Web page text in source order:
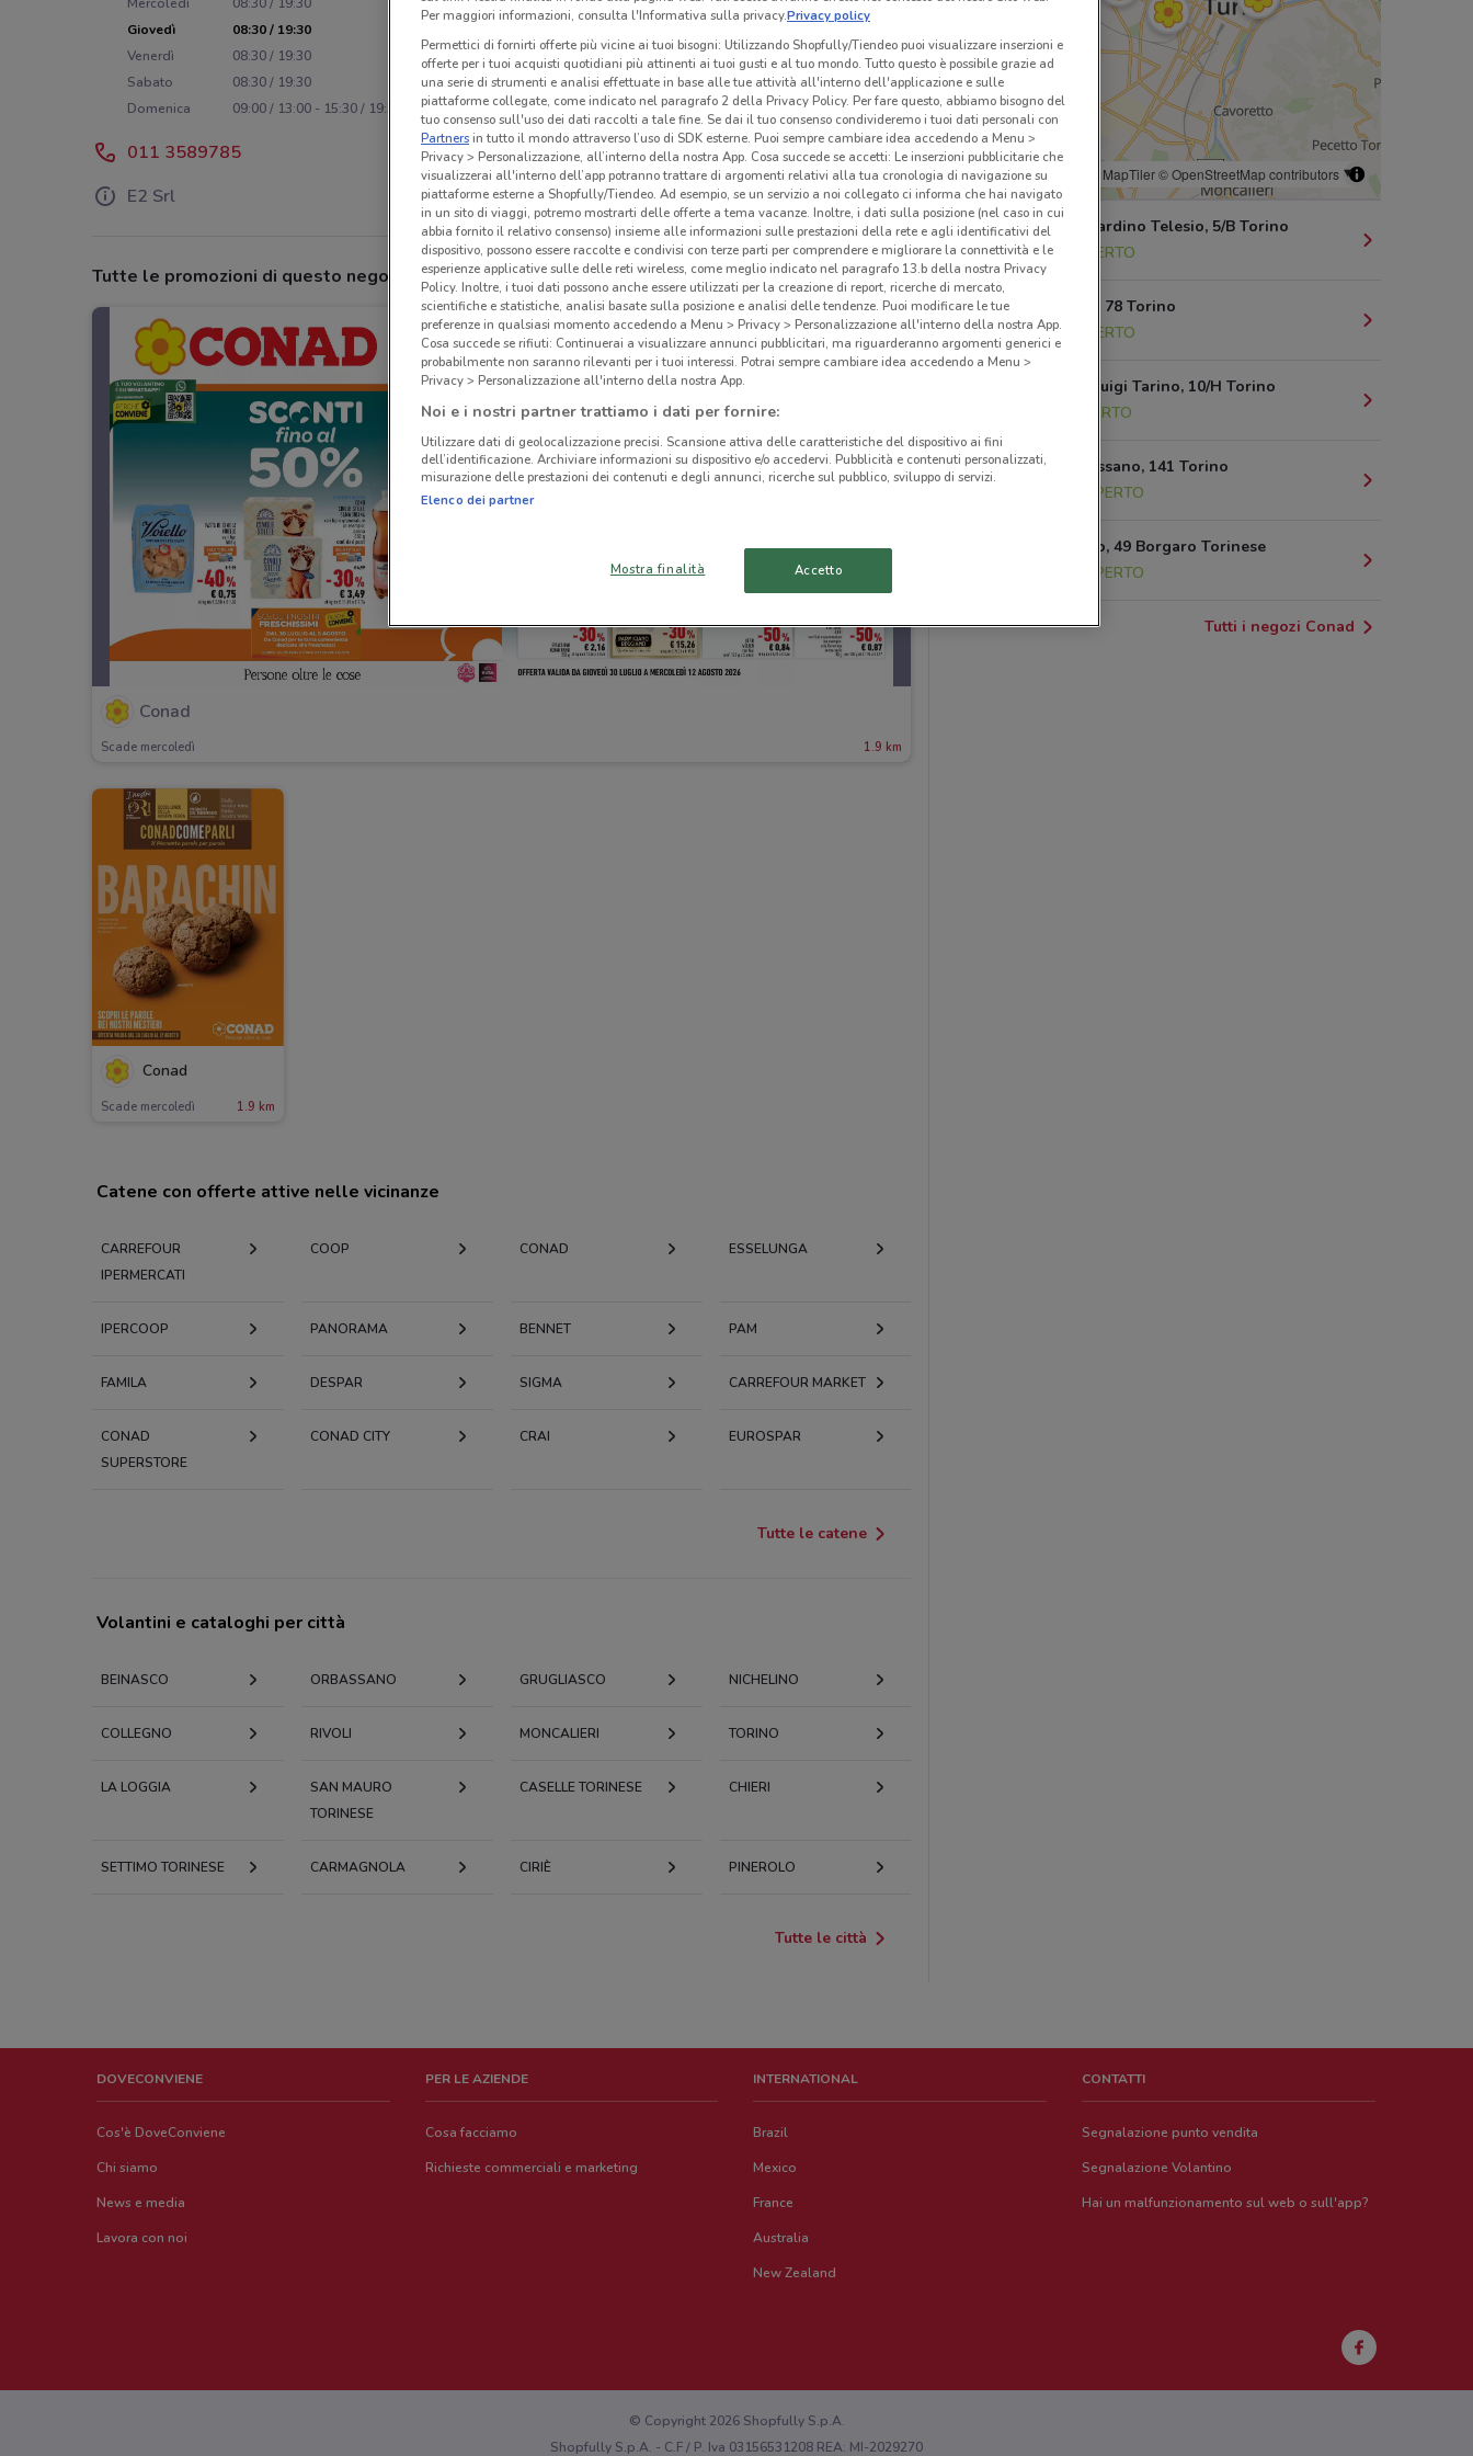
Giovedì
08:30 / 19:30
Venerdì
08:30 / 19:30
Sabato
08:30 / 19:30
Domenica
09:00 / 13:00 - 15:30 / 19:30
011 3589785
E2 Srl
Tutte le promozioni di questo negozio
Conad
Scade mercoledì 1.9 km
Conad
Scade mercoledì 1.9 km
© MapTiler© OpenStreetMap contributors
Corso Bernardino Telesio, 5/B Torino
6.5 km
APERTO
Via Cesana, 78 Torino
6.8 km
APERTO
Via Conte Luigi Tarino, 10/H Torino
APERTO
Strada Altessano, 141 Torino
APERTO
Via Rivarolo, 49 Borgaro Torinese
APERTO
Tutti i negozi Conad
Catene con offerte attive nelle vicinanze
CARREFOUR
IPERMERCATI
COOP CONAD ESSELUNGA
IPERCOOP PANORAMA BENNET PAM
FAMILA DESPAR SIGMA CARREFOUR MARKET
CONAD
SUPERSTORE
CONAD CITY CRAI EUROSPAR
Tutte le catene
Volantini e cataloghi per città
BEINASCO ORBASSANO GRUGLIASCO NICHELINO
COLLEGNO RIVOLI MONCALIERI TORINO
LA LOGGIA
SAN MAURO
TORINESE
CASELLE TORINESE CHIERI
SETTIMO TORINESE CARMAGNOLA CIRIÈ PINEROLO
Tutte le città
DOVECONVIENE
Cos'è DoveConviene
Chi siamo
News e media
Lavora con noi
PER LE AZIENDE
Cosa facciamo
Richieste commerciali e marketing
INTERNATIONAL
Brazil
Mexico
France
Australia
New Zealand
CONTATTI
Segnalazione punto vendita
Segnalazione Volantino
Hai un malfunzionamento sul web o sull'app?
© Copyright 2026 Shopfully S.p.A.
Shopfully S.p.A. - C.F / P. Iva 03156531208 REA: MI-2029270
Per maggiori informazioni, consulta l'Informativa sulla privacy.Privacy policy
Permettici di fornirti offerte più vicine ai tuoi bisogni: Utilizzando Shopfully/Tiendeo puoi visualizzare inserzioni e
offerte per i tuoi acquisti quotidiani più attinenti ai tuoi gusti e al tuo mondo. Tutto questo è possibile grazie ad
una serie di strumenti e analisi effettuate in base alle tue attività all'interno dell'applicazione e sulle
piattaforme collegate, come indicato nel paragrafo 2 della Privacy Policy. Per fare questo, abbiamo bisogno del
tuo consenso sull'uso dei dati raccolti a tale fine. Se dai il tuo consenso condivideremo i tuoi dati personali con
Partnersin tutto il mondo attraverso l’uso di SDK esterne. Puoi sempre cambiare idea accedendo a Menu >
Privacy > Personalizzazione, all’interno della nostra App. Cosa succede se accetti: Le inserzioni pubblicitarie che
visualizzerai all'interno dell’app potranno trattare di argomenti relativi alla tua cronologia di navigazione su
piattaforme esterne a Shopfully/Tiendeo. Ad esempio, se un servizio a noi collegato ci informa che hai navigato
in un sito di viaggi, potremo mostrarti delle offerte a tema vacanze. Inoltre, i dati sulla posizione (nel caso in cui
abbia fornito il relativo consenso) insieme alle informazioni sulle prestazioni della rete e agli identificativi del
dispositivo, possono essere raccolte e condivisi con terze parti per comprendere e migliorare la connettività e le
esperienze applicative sulle delle reti wireless, come meglio indicato nel paragrafo 13.b della nostra Privacy
Policy. Inoltre, i tuoi dati possono anche essere utilizzati per la creazione di report, ricerche di mercato,
scientifiche e statistiche, analisi basate sulla posizione e analisi delle tendenze. Puoi modificare le tue
preferenze in qualsiasi momento accedendo a Menu > Privacy > Personalizzazione all'interno della nostra App.
Cosa succede se rifiuti: Continuerai a visualizzare annunci pubblicitari, ma riguarderanno argomenti generici e
probabilmente non saranno rilevanti per i tuoi interessi. Potrai sempre cambiare idea accedendo a Menu >
Privacy > Personalizzazione all'interno della nostra App.
Noi e i nostri partner trattiamo i dati per fornire:
Utilizzare dati di geolocalizzazione precisi. Scansione attiva delle caratteristiche del dispositivo ai fini
dell’identificazione. Archiviare informazioni su dispositivo e/o accedervi. Pubblicità e contenuti personalizzati,
misurazione delle prestazioni dei contenuti e degli annunci, ricerche sul pubblico, sviluppo di servizi.
Elenco dei partner
Mostra finalità Accetto